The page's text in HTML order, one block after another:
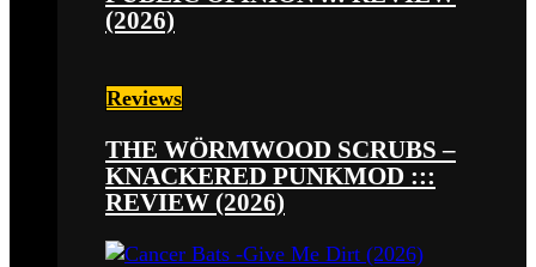
(2026)
Reviews
THE WÖRMWOOD SCRUBS –
KNACKERED PUNKMOD :::
REVIEW (2026)